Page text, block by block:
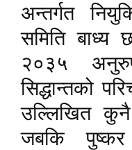
अन्तर्गत
समिति बाध्य
२०३५
सिद्धान्तको
उल्लिखित
जबकि